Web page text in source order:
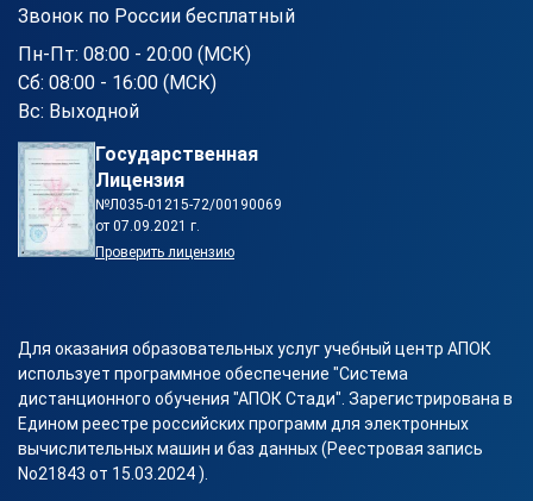
Звонок по России бесплатный
Пн-Пт: 08:00 - 20:00 (МСК)
Сб: 08:00 - 16:00 (МСК)
Вс: Выходной
Государственная
Лицензия
№Л035-01215-72/00190069
от 07.09.2021 г.
Проверить лицензию
Для оказания образовательных услуг учебный центр АПОК
использует программное обеспечение "Система
дистанционного обучения "АПОК Стади". Зарегистрирована в
Едином реестре российских программ для электронных
вычислительных машин и баз данных (Реестровая запись
No21843 от 15.03.2024 ).